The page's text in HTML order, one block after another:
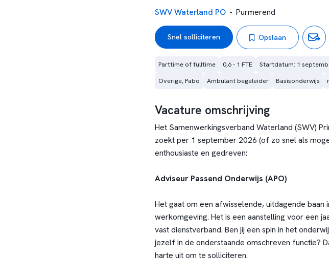
SWV Waterland PO - Purmerend
Snel solliciteren Opslaan
Parttime of fulltime 0,6 - 1 FTE Startdatum: 1
Overige, Pabo
Ambulant begeleider Basisonderwijs
Vacature omschrijving
Het Samenwerkingsverband Waterland (SWV)
zoekt per 1 september 2026 (of zo snel als
enthousiaste en gedreven:
Adviseur Passend Onderwijs (APO)
Het gaat om een afwisselende, uitdagende baan
werkomgeving. Het is een aanstelling voor een
vast dienstverband. Ben jij een spin in het
jezelf in de onderstaande omschreven functie?
harte uit om te solliciteren.